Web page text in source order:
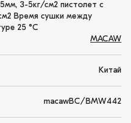
3-5кг/см2 пистолет с
Время сушки между
25 °C
MACAW
Китай
macawBC/BMW442